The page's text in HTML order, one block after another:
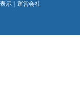
示 ｜ 運営会社